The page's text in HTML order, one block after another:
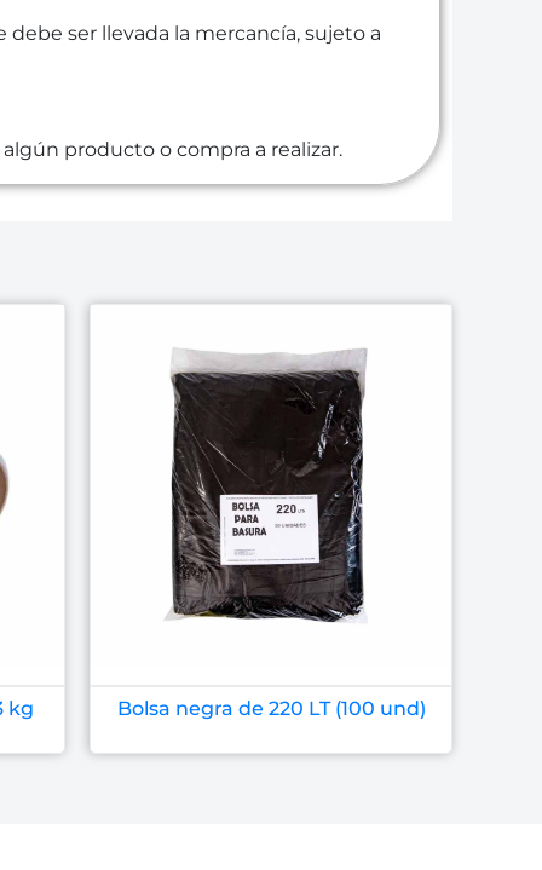
ser llevada la mercancía, sujeto a
producto o compra a realizar.
kg Bolsa negra de 220 LT (100 und)